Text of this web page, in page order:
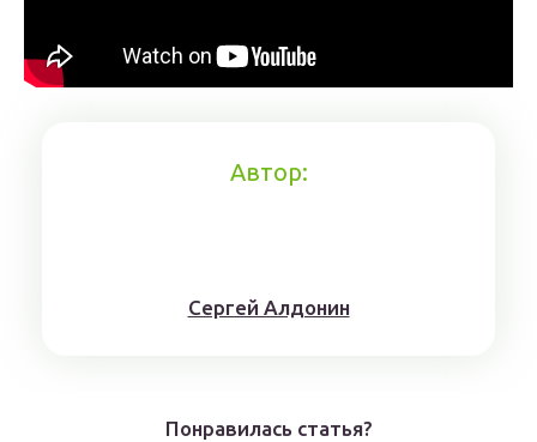
Автор:
Сергей Алдонин
Понравилась статья?